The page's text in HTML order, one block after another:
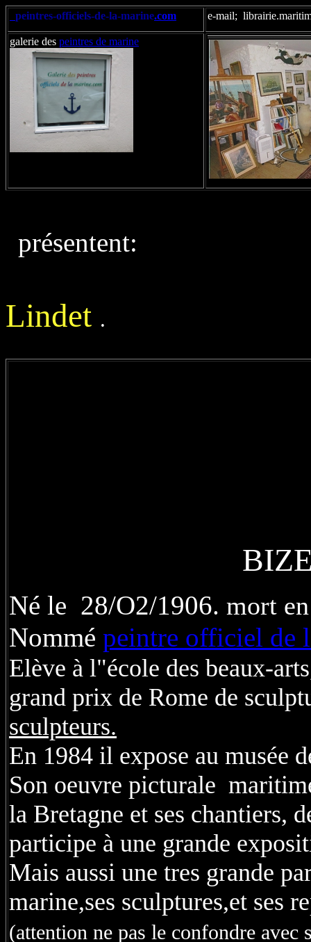
peintres-officiels-de-la-marine.com e-mail;
galerie des peintres de marine
présentent:
Lindet .
BIZETTE-
Né le 28/O2/1906. mort
Nommé peintre officiel de
Elève à l"école des beaux-
grand prix de Rome de
sculpteurs.
En 1984 il expose au musée
Son oeuvre picturale
la Bretagne et ses chantiers,
participe à une grande
Mais aussi une tres grande
marine,ses sculptures,et ses
(attention ne pas le confondre avec